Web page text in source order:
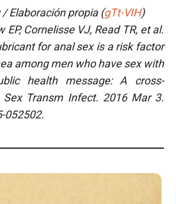
Elaboración propia (gTt-VIH)
EP, Cornelisse VJ, Read TR, et al.
for anal sex is a risk factor
among men who have sex with
health message: A cross-
Sex Transm Infect. 2016 Mar 3.
052502.